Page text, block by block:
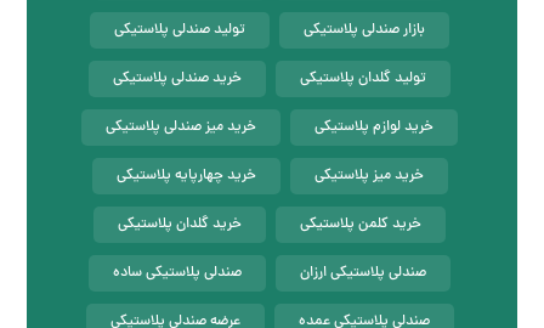
بازار صندلی پلاستیکی تولید صندلی پلاستیکی
تولید گلدان پلاستیکی خرید صندلی پلاستیکی
خرید لوازم پلاستیکی خرید میز صندلی پلاستیکی
خرید میز پلاستیکی خرید چهارپایه پلاستیکی
خرید کلمن پلاستیکی خرید گلدان پلاستیکی
صندلی پلاستیکی ارزان صندلی پلاستیکی ساده
صندلی پلاستیکی عمده عرضه صندلی پلاستیکی